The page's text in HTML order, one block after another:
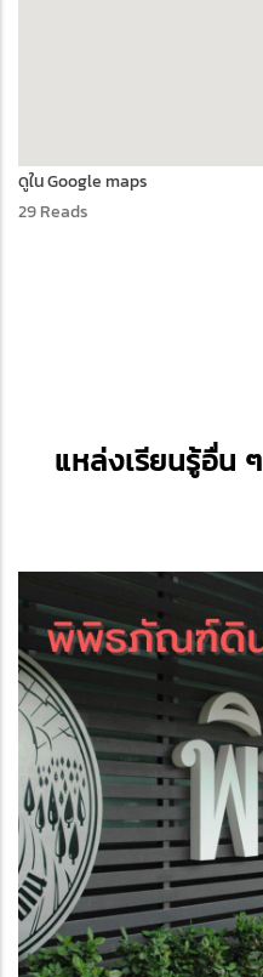
ดูใน Google maps
29 Reads
แหล่งเรียนรู้อื่น ๆ